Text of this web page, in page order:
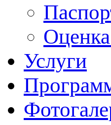
Услуги